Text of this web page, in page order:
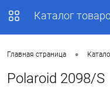
Каталог
Главная страница •
Polaroid 2098/S